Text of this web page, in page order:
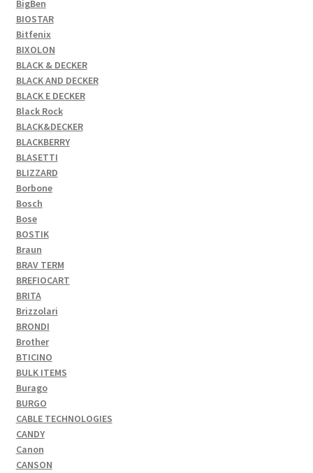
BigBen
BIOSTAR
Bitfenix
BIXOLON
BLACK & DECKER
BLACK AND DECKER
BLACK E DECKER
Black Rock
BLACK&DECKER
BLACKBERRY
BLASETTI
BLIZZARD
Borbone
Bosch
Bose
BOSTIK
Braun
BRAV TERM
BREFIOCART
BRITA
Brizzolari
BRONDI
Brother
BTICINO
BULK ITEMS
Burago
BURGO
CABLE TECHNOLOGIES
CANDY
Canon
CANSON